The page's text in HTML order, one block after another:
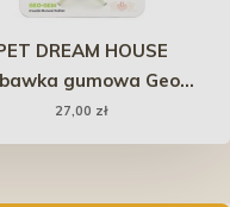
DREAM HOUSE
gumowa Geo-
Gem - zielona
27,00 zł